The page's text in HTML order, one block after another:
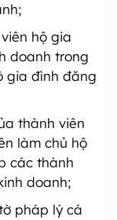
hộ gia
doanh trong
gia đình đăng
thành viên
làm chủ hộ
các thành
doanh;
pháp lý cá